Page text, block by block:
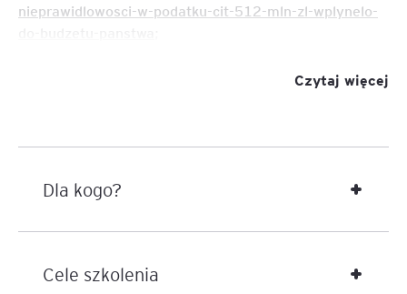
nieprawidlowosci-w-podatku-cit-512-mln-zl-wplynelo-
podatku-u-zrodla-nsa-potwierdza-stanowisko-kas;
komunikatów administracji skarbowej dotyczące
wyników kontroli w zakresie podatku u źródła.
ostatnich latach poważne zmiany, obejmujące przede
Czytaj więcej
Dla kogo?
Cele szkolenia